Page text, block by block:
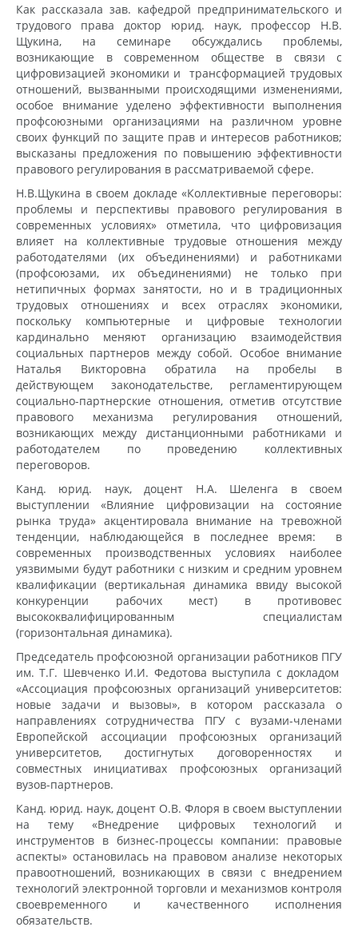
Как рассказала зав. кафедрой предпринимательского и
трудового права доктор юрид. наук, профессор Н.В.
Щукина, на семинаре обсуждались проблемы,
возникающие в современном обществе в связи с
цифровизацией экономики и трансформацией трудовых
отношений, вызванными происходящими изменениями,
особое внимание уделено эффективности выполнения
профсоюзными организациями на различном уровне
своих функций по защите прав и интересов работников;
высказаны предложения по повышению эффективности
правового регулирования в рассматриваемой сфере.
Н.В.Щукина в своем докладе «Коллективные переговоры:
проблемы и перспективы правового регулирования в
современных условиях» отметила, что цифровизация
влияет на коллективные трудовые отношения между
работодателями (их объединениями) и работниками
(профсоюзами, их объединениями) не только при
нетипичных формах занятости, но и в традиционных
трудовых отношениях и всех отраслях экономики,
поскольку компьютерные и цифровые технологии
кардинально меняют организацию взаимодействия
социальных партнеров между собой. Особое внимание
Наталья Викторовна обратила на пробелы в
действующем законодательстве, регламентирующем
социально-партнерские отношения, отметив отсутствие
правового механизма регулирования отношений,
возникающих между дистанционными работниками и
работодателем по проведению коллективных
переговоров.
Канд. юрид. наук, доцент Н.А. Шеленга в своем
выступлении «Влияние цифровизации на состояние
рынка труда» акцентировала внимание на тревожной
тенденции, наблюдающейся в последнее время: в
современных производственных условиях наиболее
уязвимыми будут работники с низким и средним уровнем
квалификации (вертикальная динамика ввиду высокой
конкуренции рабочих мест) в противовес
высококвалифицированным специалистам
(горизонтальная динамика).
Председатель профсоюзной организации работников ПГУ
им. Т.Г. Шевченко И.И. Федотова выступила с докладом
«Ассоциация профсоюзных организаций университетов:
новые задачи и вызовы», в котором рассказала о
направлениях сотрудничества ПГУ с вузами-членами
Европейской ассоциации профсоюзных организаций
университетов, достигнутых договоренностях и
совместных инициативах профсоюзных организаций
вузов-партнеров.
Канд. юрид. наук, доцент О.В. Флоря в своем выступлении
на тему «Внедрение цифровых технологий и
инструментов в бизнес-процессы компании: правовые
аспекты» остановилась на правовом анализе некоторых
правоотношений, возникающих в связи с внедрением
технологий электронной торговли и механизмов контроля
своевременного и качественного исполнения
обязательств.